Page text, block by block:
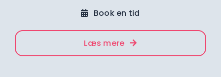
Book en tid
Læs mere